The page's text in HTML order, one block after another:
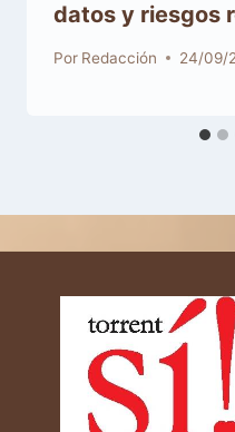
datos y riesgos
Por Redacción 24/09/